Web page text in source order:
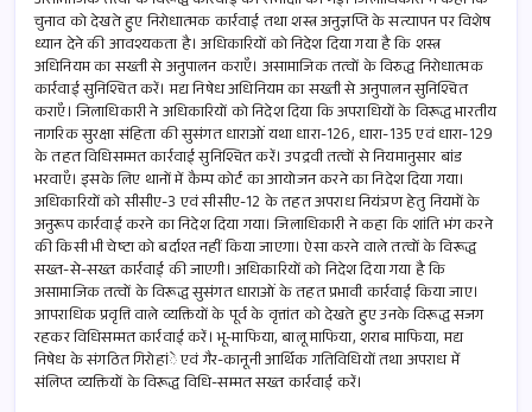
चुनाव को देखते हुए निरोधात्मक कार्रवाई तथा शस्त्र अनुज्ञप्ति के सत्यापन पर विशेष
ध्यान देने की आवश्यकता है। अधिकारियों को निदेश दिया गया है कि शस्त्र
अधिनियम का सख्ती से अनुपालन कराएँ। असामाजिक तत्वों के विरुद्ध निरोधात्मक
कार्रवाई सुनिश्चित करें। मद्य निषेध अधिनियम का सख्ती से अनुपालन सुनिश्चित
कराएँ। जिलाधिकारी ने अधिकारियों को निदेश दिया कि अपराधियों के विरूद्ध भारतीय
नागरिक सुरक्षा संहिता की सुसंगत धाराओं यथा धारा-126, धारा-135 एवं धारा-129
के तहत विधिसम्मत कार्रवाई सुनिश्चित करें। उपद्रवी तत्वों से नियमानुसार बांड
भरवाएँ। इसके लिए थानों में कैम्प कोर्ट का आयोजन करने का निदेश दिया गया।
अधिकारियों को सीसीए-3 एवं सीसीए-12 के तहत अपराध नियंत्रण हेतु नियमों के
अनुरूप कार्रवाई करने का निदेश दिया गया। जिलाधिकारी ने कहा कि शांति भंग करने
की किसी भी चेष्टा को बर्दाश्त नहीं किया जाएगा। ऐसा करने वाले तत्वों के विरूद्ध
सख्त-से-सख्त कार्रवाई की जाएगी। अधिकारियों को निदेश दिया गया है कि
असामाजिक तत्वों के विरूद्ध सुसंगत धाराओं के तहत प्रभावी कार्रवाई किया जाए।
आपराधिक प्रवृत्ति वाले व्यक्तियों के पूर्व के वृत्तांत को देखते हुए उनके विरूद्ध सजग
रहकर विधिसम्मत कार्रवाई करें। भू-माफिया, बालू माफिया, शराब माफिया, मद्य
निषेध के संगठित गिरोहांे एवं गैर-कानूनी आर्थिक गतिविधियों तथा अपराध में
संलिप्त व्यक्तियों के विरूद्ध विधि-सम्मत सख्त कार्रवाई करें।